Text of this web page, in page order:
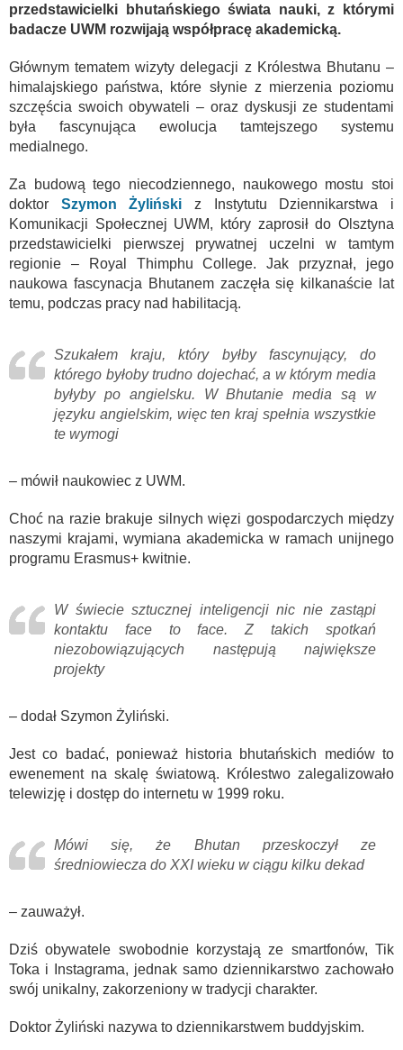
przedstawicielki bhutańskiego świata nauki, z którymi
badacze UWM rozwijają współpracę akademicką.
Głównym tematem wizyty delegacji z Królestwa Bhutanu –
himalajskiego państwa, które słynie z mierzenia poziomu
szczęścia swoich obywateli – oraz dyskusji ze studentami
była fascynująca ewolucja tamtejszego systemu
medialnego.
Za budową tego niecodziennego, naukowego mostu stoi
doktor Szymon Żyliński
z Instytutu Dziennikarstwa i
Komunikacji Społecznej UWM, który zaprosił do Olsztyna
przedstawicielki pierwszej prywatnej uczelni w tamtym
regionie – Royal Thimphu College. Jak przyznał, jego
naukowa fascynacja Bhutanem zaczęła się kilkanaście lat
temu, podczas pracy nad habilitacją.
Szukałem kraju, który byłby fascynujący, do
którego byłoby trudno dojechać, a w którym media
byłyby po angielsku. W Bhutanie media są w
języku angielskim, więc ten kraj spełnia wszystkie
te wymogi
– mówił naukowiec z UWM.
Choć na razie brakuje silnych więzi gospodarczych między
naszymi krajami, wymiana akademicka w ramach unijnego
programu Erasmus+ kwitnie.
W świecie sztucznej inteligencji nic nie zastąpi
kontaktu face to face. Z takich spotkań
niezobowiązujących następują największe
projekty
– dodał Szymon Żyliński.
Jest co badać, ponieważ historia bhutańskich mediów to
ewenement na skalę światową. Królestwo zalegalizowało
telewizję i dostęp do internetu w 1999 roku.
Mówi się, że Bhutan przeskoczył ze
średniowiecza do XXI wieku w ciągu kilku dekad
– zauważył.
Dziś obywatele swobodnie korzystają ze smartfonów, Tik
Toka i Instagrama, jednak samo dziennikarstwo zachowało
swój unikalny, zakorzeniony w tradycji charakter.
Doktor Żyliński nazywa to dziennikarstwem buddyjskim.